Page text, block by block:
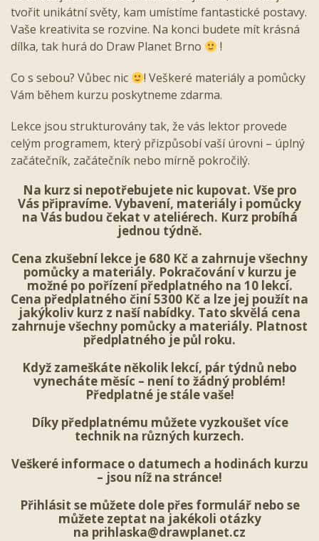
tvořit unikátní světy, kam umístíme fantastické postavy.
Vaše kreativita se rozvine. Na konci budete mít krásná
dílka, tak hurá do Draw Planet Brno
!
Co s sebou? Vůbec nic
! Veškeré materiály a pomůcky
Vám během kurzu poskytneme zdarma.
Lekce jsou strukturovány tak, že vás lektor provede
celým programem, který přizpůsobí vaší úrovni – úplný
začátečník, začátečník nebo mírně pokročilý.
Na kurz si nepotřebujete nic kupovat. Vše pro
Vás připravíme. Vybavení, materiály i pomůcky
na Vás budou čekat v ateliérech. Kurz probíhá
jednou týdně.
Cena zkušební lekce je 680 Kč a zahrnuje všechny
pomůcky a materiály. Pokračování v kurzu je
možné po pořízení předplatného na 10 lekcí.
Cena předplatného činí 5300 Kč a lze jej použít na
jakýkoliv kurz z naší nabídky. Tato skvělá cena
zahrnuje všechny pomůcky a materiály. Platnost
předplatného je půl roku.
Když zameškáte několik lekcí, pár týdnů nebo
vynecháte měsíc – není to žádný problém!
Předplatné je stále vaše!
Díky předplatnému můžete vyzkoušet více
technik na různých kurzech.
Veškeré informace o datumech a hodinách kurzu
– jsou níž na stránce!
Přihlásit semůžete dole přes formulář nebo se
můžete zeptat na jakékoli otázky
na prihlaska@drawplanet.cz